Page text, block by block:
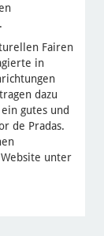
Fairen
in
dazu
gutes und
de Pradas.
unter